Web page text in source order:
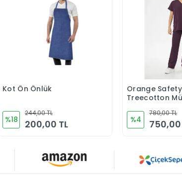
Sepete Ekle
Kot Ön Önlük
%18
244,00 TL
200,00 TL
Orange
Treecotton
Scrubs Forma
%4
780,00 TL
750,00